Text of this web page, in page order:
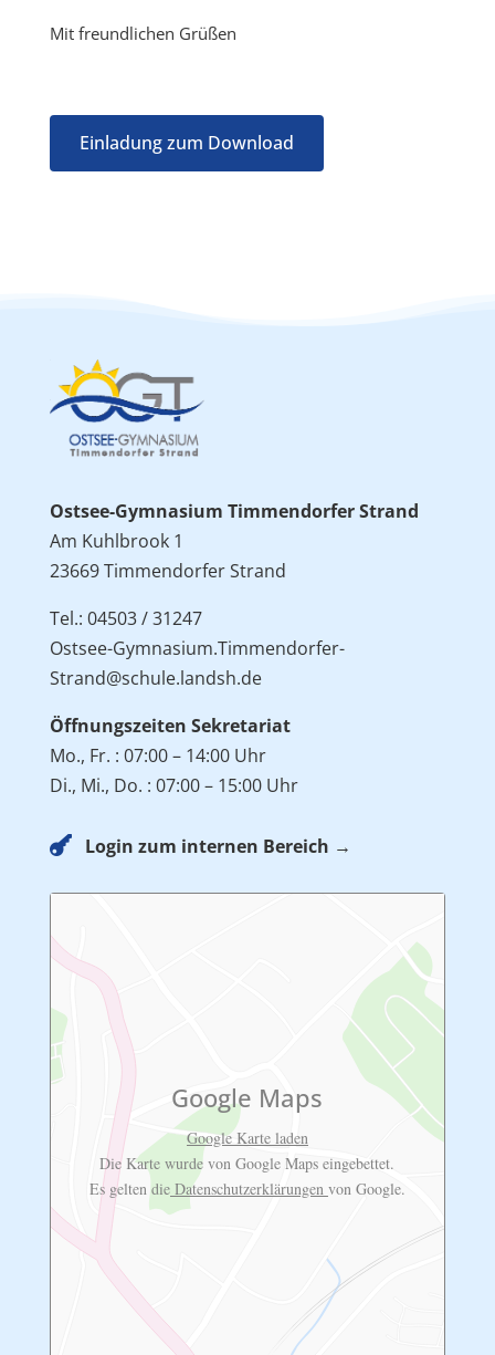
Mit freundlichen Grüßen
Einladung zum Download
Ostsee-Gymnasium Timmendorfer Strand
Am Kuhlbrook 1
23669 Timmendorfer Strand
Tel.: 04503 / 31247
Ostsee-Gymnasium.Timmendorfer-
Strand@schule.landsh.de
Öffnungszeiten Sekretariat
Mo., Fr. : 07:00 – 14:00 Uhr
Di., Mi., Do. : 07:00 – 15:00 Uhr
 Login zum internen Bereich →
Google Maps
Google Karte laden
Die Karte wurde von Google Maps eingebettet.
Es gelten dieDatenschutzerklärungen von Google.